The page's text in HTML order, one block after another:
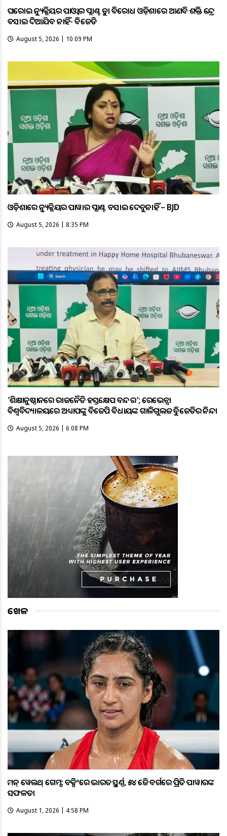
ଘରୋଇ ନ୍ୟୁକ୍ଲିୟର ପାଓ୍ବାର ପ୍ଲାଣ୍ଟକୁ କଡ଼ା ବିରୋଧ ଓଡ଼ିଶାରେ ଆଣବିକ ଶକ୍ତି କେନ୍ଦ୍ର
ବସାଇ ଦିଆଯିବ ନାହିଁ- ବିଜେଡି
August 5, 2026 | 10:09 PM
ଓଡ଼ିଶାରେ ନ୍ୟୁକ୍ଲିୟର ପାୱାର ପ୍ଲାଣ୍ଟ ବସାଇ ଦେବୁନାହିଁ – BJD
August 5, 2026 | 8:35 PM
‘ଶିକ୍ଷାନୁଷ୍ଠାନରେ ରାଜନୈତିକ ହସ୍ତକ୍ଷେପ ବନ୍ଦ କର’; ରେଭେନ୍ସା
ବିଶ୍ୱବିଦ୍ୟାଳୟରେ ଅଧ୍ୟାପକଙ୍କୁ ବିଜେପି ବିଧାୟକଙ୍କ ଗାଳିଗୁଲଜକୁ ବିଜେଡିର ନିନ୍ଦା
August 5, 2026 | 6:08 PM
ଖେଳ
କମନ୍ ୱେଲଥ୍ ଗେମ୍ସ: ବକ୍ସିଂରେ ଭାରତକୁ ସ୍ବର୍ଣ୍ଣ, ୫୪ କେଜି ବର୍ଗରେ ପ୍ରିତି ପାୱାରଙ୍କ
ସଫଳତା
August 1, 2026 | 4:58 PM